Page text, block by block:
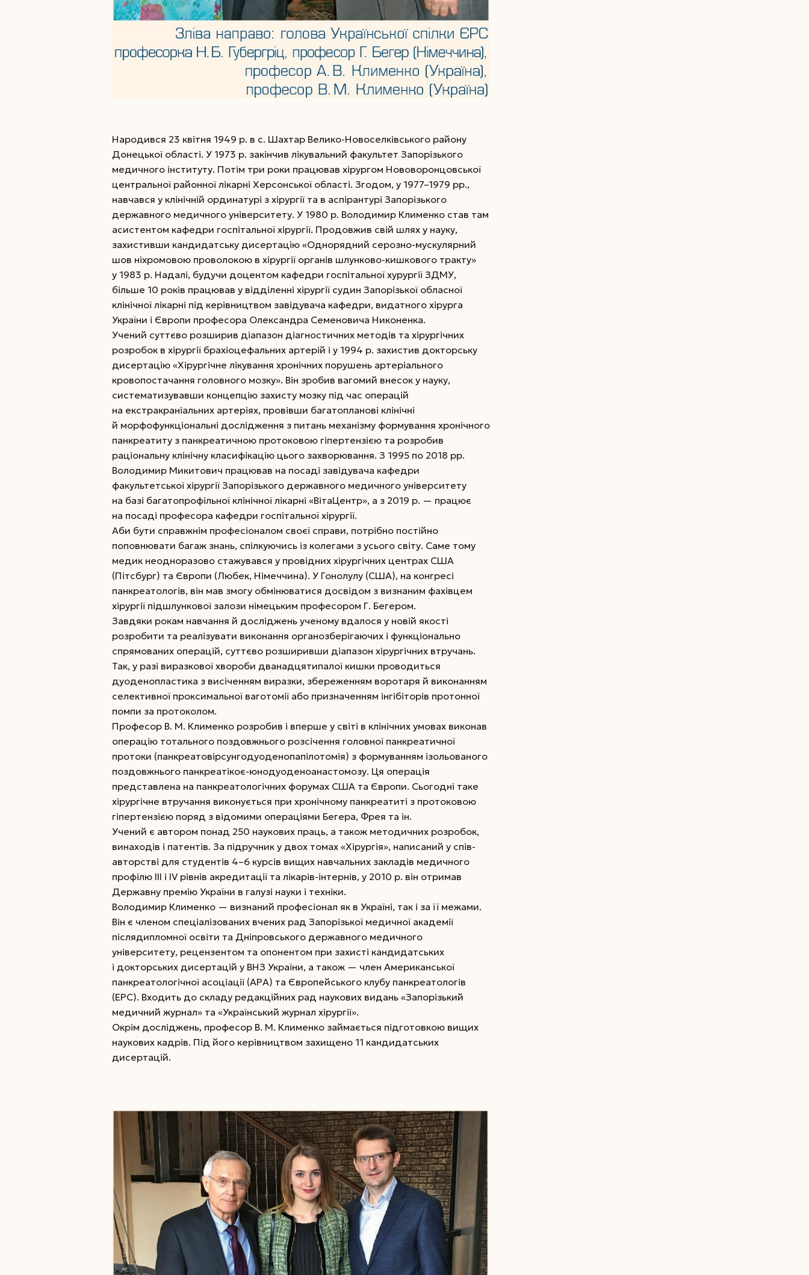
Народився 23 квітня 1949 р. в с. Шахтар Велико-Новоселківського району
Донецької області. У 1973 р. закінчив лікувальний факультет Запорізького
медичного інституту. Потім три роки працював хірургом Нововоронцовської
центральної районної лікарні Херсонської області. Згодом, у 1977–1979 рр.,
навчався у клінічній ординатурі з хірургії та в аспірантурі Запорізького
державного медичного університету. У 1980 р. Володимир Клименко став там
асистентом кафедри госпітальної хірургії. Продовжив свій шлях у науку,
захистивши кандидатську дисертацію «Однорядний серозно-­мускулярний
шов ніхромовою проволокою в хірургії органів шлунково-кишкового тракту»
у 1983 р. Надалі, будучи доцентом кафедри госпітальної хурургії ЗДМУ,
більше 10 років працював у відділенні хірургії судин Запорізької обласної
клінічної лікарні під керівництвом завідувача кафедри, видатного хірурга
України і Європи професора Олександра Семеновича Никоненка.
Учений суттєво розширив діапазон діагностичних методів та хірургічних
розробок в хірургії брахіоцефальних артерій і у 1994 р. захистив докторську
дисертацію «Хірургічне лікування хронічних порушень артеріального
кровопостачання головного мозку». Він зробив вагомий внесок у науку,
систематизувавши концепцію захисту мозку під час операцій
на екстракраніальних артеріях, провівши багатопланові клінічні
й морфофункціональні дослідження з питань механізму формування хронічного
панкреатиту з панкреатичною протоковою гіпертензією та розробив
раціональну клінічну класифікацію цього захворювання. З 1995 по 2018 рр.
Володимир Микитович працював на посаді завідувача кафедри
факультетської хірургії Запорізького державного медичного університету
на базі багатопрофільної клінічної лікарні «ВітаЦентр», а з 2019 р. — працює
на посаді професора кафедри госпітальної хірургії.
Аби бути справжнім професіоналом своєї справи, потрібно постійно
поповнювати багаж знань, спілкуючись із колегами з усього світу. Саме тому
медик не­одноразово стажувався у провідних хірургічних центрах США
(Пітсбург) та Європи (Любек, Німеччина). У Гонолулу (США), на конгресі
панкреатологів, він мав змогу обмінюватися досвідом з визнаним фахівцем
хірургії підшлункової залози німецьким професором Г. Бегером.
Завдяки рокам навчання й досліджень ученому вдалося у новій якості
розробити та реалізувати виконання органозберігаючих і функціонально
спрямованих операцій, суттєво розширивши діапазон хірургічних втручань.
Так, у разі виразкової хвороби дванадцятипалої кишки проводиться
дуоденопластика з висіченням виразки, збереженням воротаря й виконанням
селективної проксимальної ваготомії або призначенням інгібіторів протонної
помпи за протоколом.
Професор В. М. Клименко розробив і вперше у світі в клінічних умовах виконав
операцію тотального поздовжнього розсічення головної панкреатичної
протоки (панкреатовірсунгодуоденопапілотомія) з формуванням ізольованого
поздовжнього панкреатікоє-юнодуоденоанастомозу. Ця операція
представлена на панкреатологічних форумах США та Європи. Сьогодні таке
хірургічне втручання виконується при хронічному панкреатиті з протоковою
гіпертензією поряд з відомими операціями Бегера, Фрея та ін.
Учений є автором понад 250 наукових праць, а також методичних розробок,
винаходів і патентів. За підручник у двох томах «Хірургія», написаний у спів­
авторстві для студентів 4–6 курсів вищих навчальних закладів медичного
профілю III і IV рівнів акредитації та лікарів-інтернів, у 2010 р. він отримав
Державну премію України в галузі науки і техніки.
Володимир Клименко — визнаний професіонал як в Україні, так і за її межами.
Він є членом спеціалізованих вчених рад Запорізької медичної академії
післядипломної освіти та Дніпровського державного медичного
університету, рецензентом та опонентом при захисті кандидатських
і докторських дисертацій у ВНЗ України, а також — член Американської
панкреатологічної асоціації (АРА) та Європейського клубу панкреатологів
(ЕРС). Входить до складу редакційних рад наукових видань «Запорізький
медичний журнал» та «Український журнал хірургії».
Окрім досліджень, професор В. М. Клименко займається підготовкою вищих
наукових кадрів. Під його керівництвом захищено 11 кандидатських
дисертацій.